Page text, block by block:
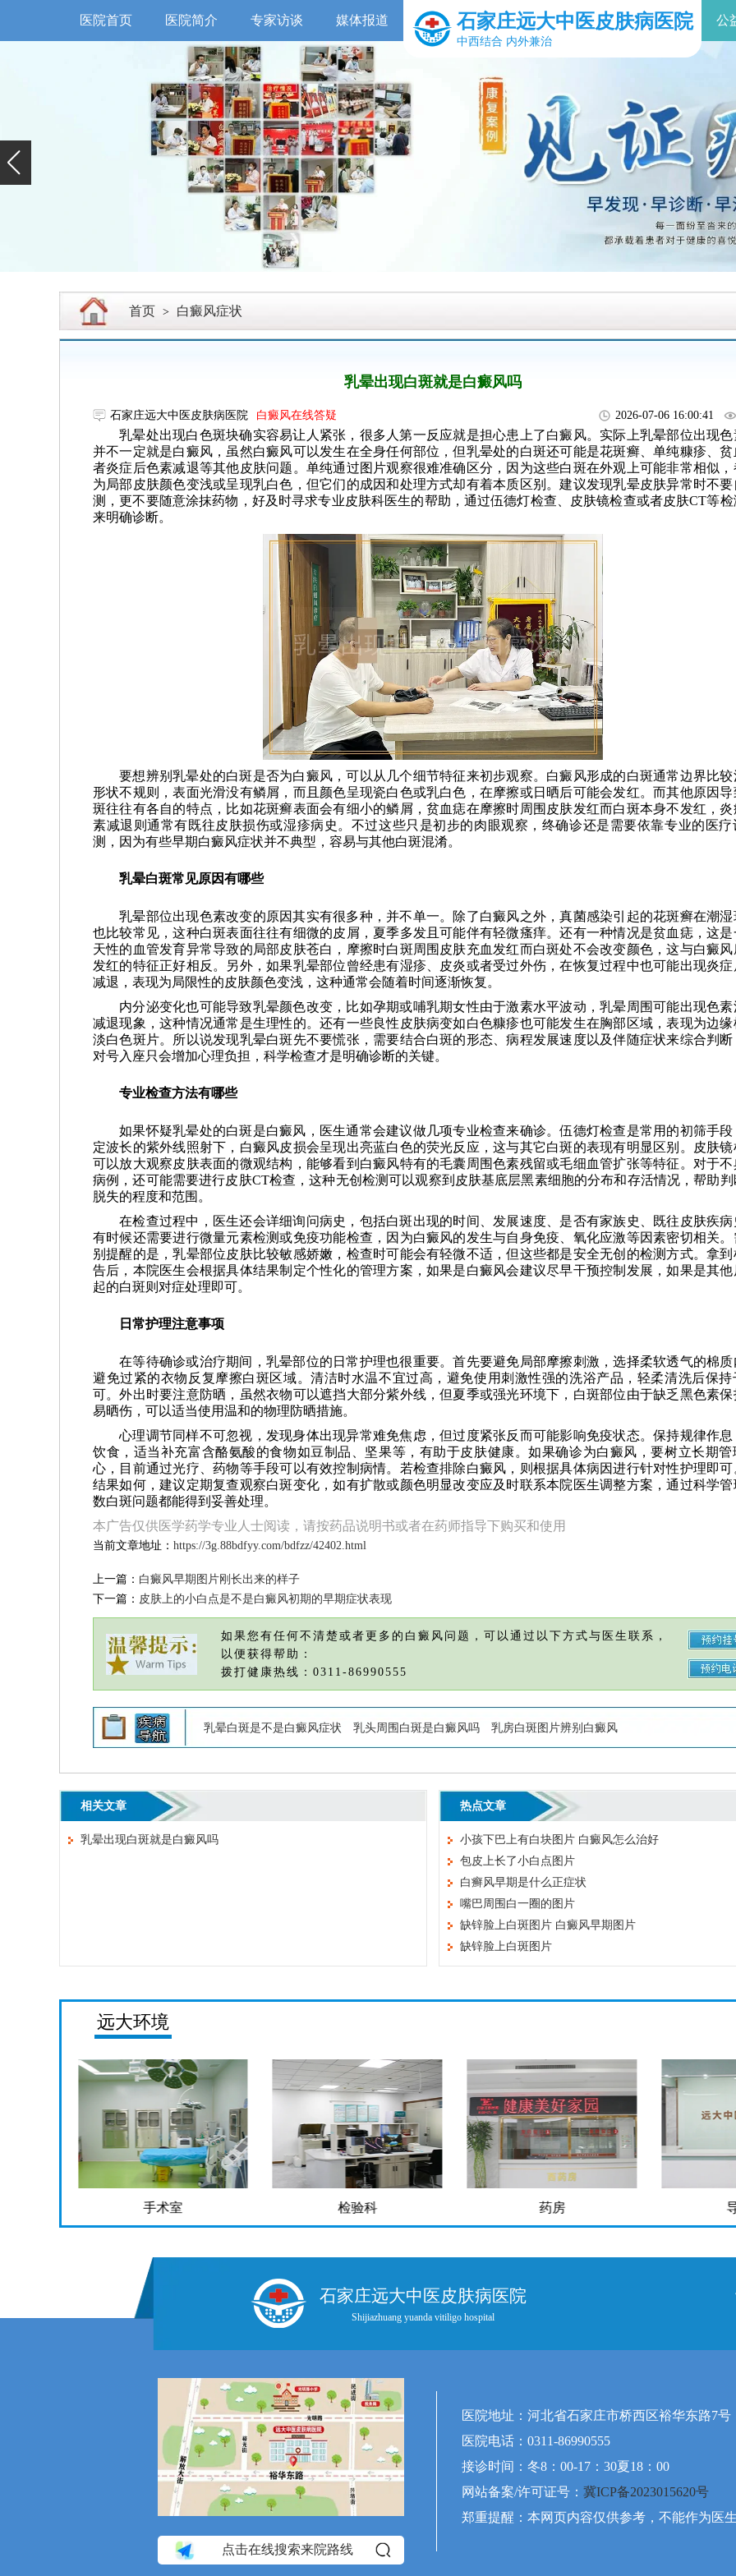
医院首页 医院简介 专家访谈 媒体报道 石家庄远大中医皮肤病医院
中西结合 内外兼治
公
首页 > 白癜风症状
乳晕出现白斑就是白癜风吗
石家庄远大中医皮肤病医院 白癜风在线答疑 2026-07-06 16:00:41
乳晕处出现白色斑块确实容易让人紧张，很多人第一反应就是担心患上了白癜风。实际上乳晕部位出现色
并不一定就是白癜风，虽然白癜风可以发生在全身任何部位，但乳晕处的白斑还可能是花斑癣、单纯糠疹、贫
者炎症后色素减退等其他皮肤问题。单纯通过图片观察很难准确区分，因为这些白斑在外观上可能非常相似，
为局部皮肤颜色变浅或呈现乳白色，但它们的成因和处理方式却有着本质区别。建议发现乳晕皮肤异常时不要
测，更不要随意涂抹药物，好及时寻求专业皮肤科医生的帮助，通过伍德灯检查、皮肤镜检查或者皮肤CT等
来明确诊断。
要想辨别乳晕处的白斑是否为白癜风，可以从几个细节特征来初步观察。白癜风形成的白斑通常边界比较
形状不规则，表面光滑没有鳞屑，而且颜色呈现瓷白色或乳白色，在摩擦或日晒后可能会发红。而其他原因导
斑往往有各自的特点，比如花斑癣表面会有细小的鳞屑，贫血痣在摩擦时周围皮肤发红而白斑本身不发红，炎
素减退则通常有既往皮肤损伤或湿疹病史。不过这些只是初步的肉眼观察，终确诊还是需要依靠专业的医疗
测，因为有些早期白癜风症状并不典型，容易与其他白斑混淆。
乳晕白斑常见原因有哪些
乳晕部位出现色素改变的原因其实有很多种，并不单一。除了白癜风之外，真菌感染引起的花斑癣在潮湿
也比较常见，这种白斑表面往往有细微的皮屑，夏季多发且可能伴有轻微瘙痒。还有一种情况是贫血痣，这是
天性的血管发育异常导致的局部皮肤苍白，摩擦时白斑周围皮肤充血发红而白斑处不会改变颜色，这与白癜风
发红的特征正好相反。另外，如果乳晕部位曾经患有湿疹、皮炎或者受过外伤，在恢复过程中也可能出现炎症
减退，表现为局限性的皮肤颜色变浅，这种通常会随着时间逐渐恢复。
内分泌变化也可能导致乳晕颜色改变，比如孕期或哺乳期女性由于激素水平波动，乳晕周围可能出现色素
减退现象，这种情况通常是生理性的。还有一些良性皮肤病变如白色糠疹也可能发生在胸部区域，表现为边缘
淡白色斑片。所以说发现乳晕白斑先不要慌张，需要结合白斑的形态、病程发展速度以及伴随症状来综合判断
对号入座只会增加心理负担，科学检查才是明确诊断的关键。
专业检查方法有哪些
如果怀疑乳晕处的白斑是白癜风，医生通常会建议做几项专业检查来确诊。伍德灯检查是常用的初筛手段
定波长的紫外线照射下，白癜风皮损会呈现出亮蓝白色的荧光反应，这与其它白斑的表现有明显区别。皮肤镜
可以放大观察皮肤表面的微观结构，能够看到白癜风特有的毛囊周围色素残留或毛细血管扩张等特征。对于不
病例，还可能需要进行皮肤CT检查，这种无创检测可以观察到皮肤基底层黑素细胞的分布和存活情况，帮助
脱失的程度和范围。
在检查过程中，医生还会详细询问病史，包括白斑出现的时间、发展速度、是否有家族史、既往皮肤疾病
有时候还需要进行微量元素检测或免疫功能检查，因为白癜风的发生与自身免疫、氧化应激等因素密切相关。
别提醒的是，乳晕部位皮肤比较敏感娇嫩，检查时可能会有轻微不适，但这些都是安全无创的检测方式。拿到
告后，本院医生会根据具体结果制定个性化的管理方案，如果是白癜风会建议尽早干预控制发展，如果是其他
起的白斑则对症处理即可。
日常护理注意事项
在等待确诊或治疗期间，乳晕部位的日常护理也很重要。首先要避免局部摩擦刺激，选择柔软透气的棉质
避免过紧的衣物反复摩擦白斑区域。清洁时水温不宜过高，避免使用刺激性强的洗浴产品，轻柔清洗后保持
可。外出时要注意防晒，虽然衣物可以遮挡大部分紫外线，但夏季或强光环境下，白斑部位由于缺乏黑色素保
易晒伤，可以适当使用温和的物理防晒措施。
心理调节同样不可忽视，发现身体出现异常难免焦虑，但过度紧张反而可能影响免疫状态。保持规律作息
饮食，适当补充富含酪氨酸的食物如豆制品、坚果等，有助于皮肤健康。如果确诊为白癜风，要树立长期管
心，目前通过光疗、药物等手段可以有效控制病情。若检查排除白癜风，则根据具体病因进行针对性护理即可
结果如何，建议定期复查观察白斑变化，如有扩散或颜色明显改变应及时联系本院医生调整方案，通过科学管
数白斑问题都能得到妥善处理。
本广告仅供医学药学专业人士阅读，请按药品说明书或者在药师指导下购买和使用
当前文章地址： https://3g.88bdfyy.com/bdfzz/42402.html
上一篇： 白癜风早期图片刚长出来的样子
下一篇： 皮肤上的小白点是不是白癜风初期的早期症状表现
如果您有任何不清楚或者更多的白癜风问题，可以通过以下方式与医生联系，
以便获得帮助：
拨打健康热线：0311-86990555
乳晕白斑是不是白癜风症状 乳头周围白斑是白癜风吗 乳房白斑图片辨别白癜风
相关文章
乳晕出现白斑就是白癜风吗
热点文章
小孩下巴上有白块图片 白癜风怎么治好
包皮上长了小白点图片
白癣风早期是什么正症状
嘴巴周围白一圈的图片
缺锌脸上白斑图片 白癜风早期图片
缺锌脸上白斑图片
远大环境
手术室 检验科 药房
石家庄远大中医皮肤病医院
Shijiazhuang yuanda vitiligo hospital
点击在线搜索来院路线
医院地址：河北省石家庄市桥西区裕华东路7号
医院电话：0311-86990555
接诊时间：冬8：00-17：30夏18：00
网站备案/许可证号： 冀ICP备2023015620号
郑重提醒：本网页内容仅供参考，不能作为医